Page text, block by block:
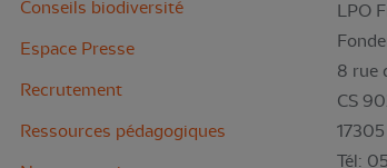
Conseils biodiversité
Espace Presse
Recrutement
Ressources pédagogiques
LPO
8 rue
CS
Tél: